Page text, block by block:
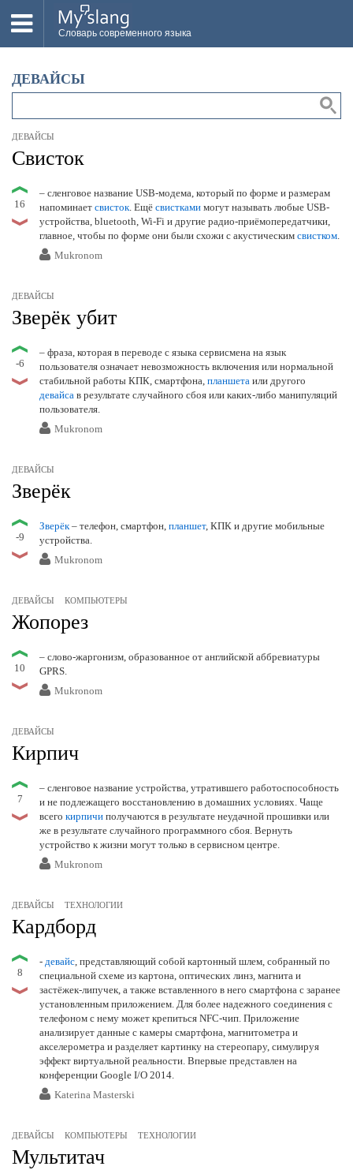
Словарь современного языка
НОВОЕ
ПОПУЛЯРНОЕ
ПРОВЕРИТЬ ЗНАНИЯ
ДОБАВИТЬ СЛОВО
ПРОСВЕТИТЕЛИ
ВОЙТИ
ДЕВАЙСЫ
ДЕВАЙСЫ
Свисток
16
– сленговое название USB-модема, который по форме и размерам
напоминает свисток. Ещё свистками могут называть любые USB-
устройства, bluetooth, Wi-Fi и другие радио-приёмопередатчики,
главное, чтобы по форме они были схожи с акустическим свистком.
Mukronom
ДЕВАЙСЫ
Зверёк убит
-6
– фраза, которая в переводе с языка сервисмена на язык
пользователя означает невозможность включения или нормальной
стабильной работы КПК, смартфона, планшета или другого
девайса в результате случайного сбоя или каких-либо манипуляций
пользователя.
Mukronom
ДЕВАЙСЫ
Зверёк
-9
Зверёк– телефон, смартфон, планшет, КПК и другие мобильные
устройства.
Mukronom
ДЕВАЙСЫ КОМПЬЮТЕРЫ
Жопорез
10
– слово-жаргонизм, образованное от английской аббревиатуры
GPRS.
Mukronom
ДЕВАЙСЫ
Кирпич
7
– сленговое название устройства, утратившего работоспособность
и не подлежащего восстановлению в домашних условиях. Чаще
всего кирпичи получаются в результате неудачной прошивки или
же в результате случайного программного сбоя. Вернуть
устройство к жизни могут только в сервисном центре.
Mukronom
ДЕВАЙСЫ ТЕХНОЛОГИИ
Кардборд
8
- девайс, представляющий собой картонный шлем, собранный по
специальной схеме из картона, оптических линз, магнита и
застёжек-липучек, а также вставленного в него смартфона с заранее
установленным приложением. Для более надежного соединения с
телефоном с нему может крепиться NFC-чип. Приложение
анализирует данные с камеры смартфона, магнитометра и
акселерометра и разделяет картинку на стереопару, симулируя
эффект виртуальной реальности. Впервые представлен на
конференции Google I/O 2014.
Katerina Masterski
ДЕВАЙСЫ КОМПЬЮТЕРЫ ТЕХНОЛОГИИ
Мультитач